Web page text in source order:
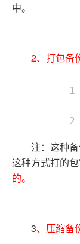
中。
2、打包备
        1
        2
注：这种备
这种方式打的包
的。
3、压缩备